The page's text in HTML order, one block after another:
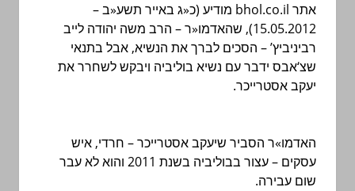
אתר bhol.co.il מודיע (כ«ג באייר תשע«ב–
15.05.2012),
שהאדמו«ר – הרב משה יהודה לייב
רביניביץ’ – הסכים לברך את הנשיא,אבל בתנאי
שצ‘אבס ידבר עם נשיא בוליביה ויבקש לשחרר את
יעקב אסטרייכר.
האדמו»ר הסביר שיעקב אסטרייכר – חרדי, איש
עסקים – עצור בבוליביה
בשנת 2011 והוא לא עבר
שום עבירה.